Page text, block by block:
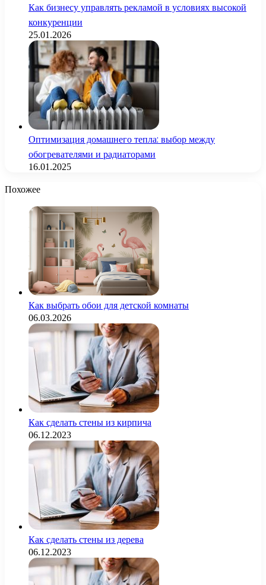
Как бизнесу управлять рекламой в условиях высокой
конкуренции
25.01.2026
Оптимизация домашнего тепла: выбор между
обогревателями и радиаторами
16.01.2025
Похожее
Как выбрать обои для детской комнаты
06.03.2026
Как сделать стены из кирпича
06.12.2023
Как сделать стены из дерева
06.12.2023